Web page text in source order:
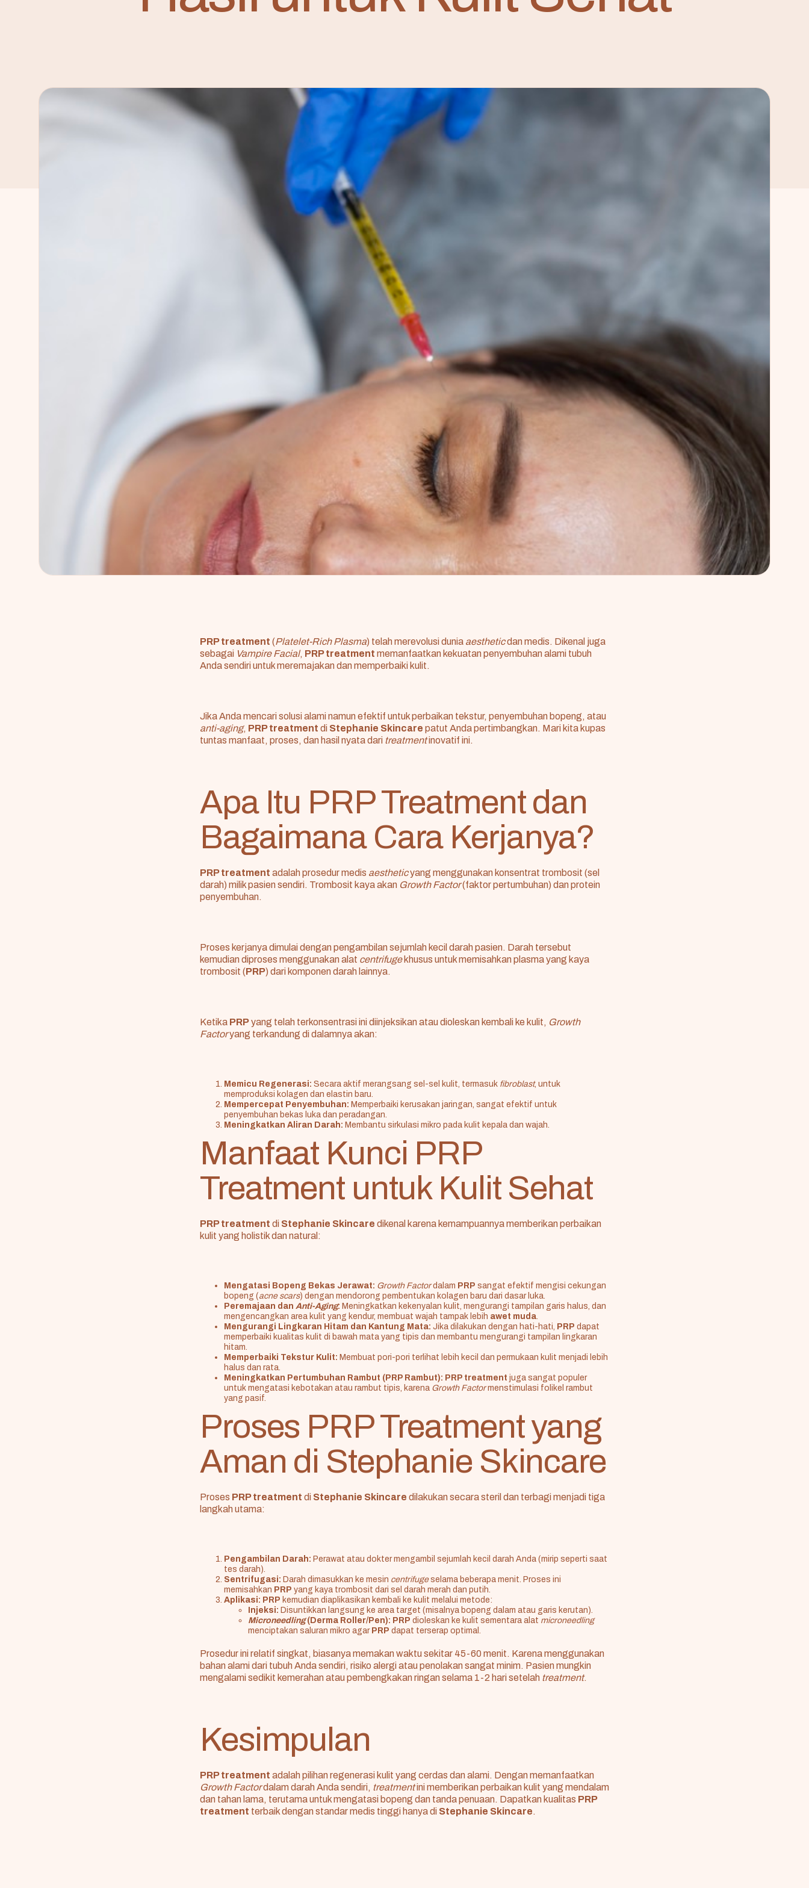
PRP treatment (Platelet-Rich Plasma) telah merevolusi dunia aestheticdan medis. Dikenal juga
sebagai Vampire Facial, PRP treatment memanfaatkan kekuatan penyembuhan alami tubuh
Anda sendiri untuk meremajakan dan memperbaiki kulit.
Jika Anda mencari solusi alami namun efektif untuk perbaikan tekstur, penyembuhan bopeng, atau
anti-aging, PRP treatment di Stephanie Skincare patut Anda pertimbangkan. Mari kita kupas
tuntas manfaat, proses, dan hasil nyata dari treatmentinovatif ini.
Apa Itu PRP Treatment dan
Bagaimana Cara Kerjanya?
PRP treatment adalah prosedur medis aestheticyang menggunakan konsentrat trombosit (sel
darah) milik pasien sendiri. Trombosit kaya akan Growth Factor(faktor pertumbuhan) dan protein
penyembuhan.
Proses kerjanya dimulai dengan pengambilan sejumlah kecil darah pasien. Darah tersebut
kemudian diproses menggunakan alat centrifugekhusus untuk memisahkan plasma yang kaya
trombosit (PRP) dari komponen darah lainnya.
Ketika PRPyang telah terkonsentrasi ini diinjeksikan atau dioleskan kembali ke kulit, Growth
Factoryang terkandung di dalamnya akan:
Memicu Regenerasi: Secara aktif merangsang sel-sel kulit, termasuk fibroblast, untuk
memproduksi kolagen dan elastin baru.
Mempercepat Penyembuhan: Memperbaiki kerusakan jaringan, sangat efektif untuk
penyembuhan bekas luka dan peradangan.
Meningkatkan Aliran Darah: Membantu sirkulasi mikro pada kulit kepala dan wajah.
Manfaat Kunci PRP
Treatment untuk Kulit Sehat
PRP treatment di Stephanie Skincare dikenal karena kemampuannya memberikan perbaikan
kulit yang holistik dan natural:
Mengatasi Bopeng Bekas Jerawat: Growth Factordalam PRP sangat efektif mengisi cekungan
bopeng (acne scars) dengan mendorong pembentukan kolagen baru dari dasar luka.
Peremajaan dan Anti-Aging: Meningkatkan kekenyalan kulit, mengurangi tampilan garis halus, dan
mengencangkan area kulit yang kendur, membuat wajah tampak lebih awet muda.
Mengurangi Lingkaran Hitam dan Kantung Mata: Jika dilakukan dengan hati-hati, PRP dapat
memperbaiki kualitas kulit di bawah mata yang tipis dan membantu mengurangi tampilan lingkaran
hitam.
Memperbaiki Tekstur Kulit: Membuat pori-pori terlihat lebih kecil dan permukaan kulit menjadi lebih
halus dan rata.
Meningkatkan Pertumbuhan Rambut (PRP Rambut): PRP treatment juga sangat populer
untuk mengatasi kebotakan atau rambut tipis, karena Growth Factormenstimulasi folikel rambut
yang pasif.
Proses PRP Treatment yang
Aman di Stephanie Skincare
Proses PRP treatment di Stephanie Skincare dilakukan secara steril dan terbagi menjadi tiga
langkah utama:
Pengambilan Darah: Perawat atau dokter mengambil sejumlah kecil darah Anda (mirip seperti saat
tes darah).
Sentrifugasi: Darah dimasukkan ke mesin centrifugeselama beberapa menit. Proses ini
memisahkan PRP yang kaya trombosit dari sel darah merah dan putih.
Aplikasi: PRP kemudian diaplikasikan kembali ke kulit melalui metode:
Injeksi: Disuntikkan langsung ke area target (misalnya bopeng dalam atau garis kerutan).
Microneedling (Derma Roller/Pen): PRP dioleskan ke kulit sementara alat microneedling
menciptakan saluran mikro agar PRP dapat terserap optimal.
Prosedur ini relatif singkat, biasanya memakan waktu sekitar 45-60 menit. Karena menggunakan
bahan alami dari tubuh Anda sendiri, risiko alergi atau penolakan sangat minim. Pasien mungkin
mengalami sedikit kemerahan atau pembengkakan ringan selama 1-2 hari setelah treatment.
Kesimpulan
PRP treatment adalah pilihan regenerasi kulit yang cerdas dan alami. Dengan memanfaatkan
Growth Factordalam darah Anda sendiri, treatmentini memberikan perbaikan kulit yang mendalam
dan tahan lama, terutama untuk mengatasi bopeng dan tanda penuaan. Dapatkan kualitas PRP
treatment terbaik dengan standar medis tinggi hanya di Stephanie Skincare.